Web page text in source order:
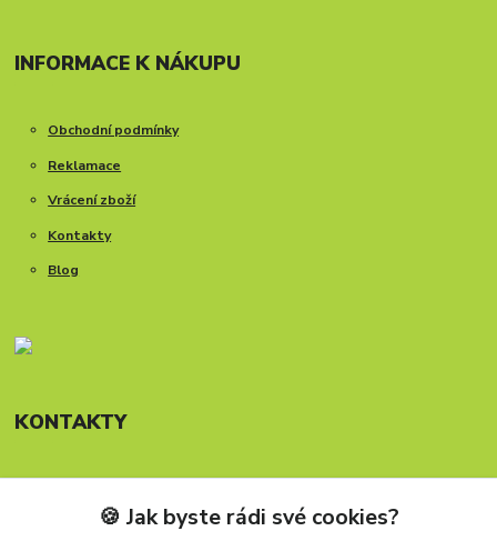
INFORMACE K NÁKUPU
Obchodní podmínky
Reklamace
Vrácení zboží
Kontakty
Blog
KONTAKTY
Telefon: +420 777 288 882
Provozní doba Po-Pá, 8-15:30 hod.
🍪 Jak byste rádi své cookies?